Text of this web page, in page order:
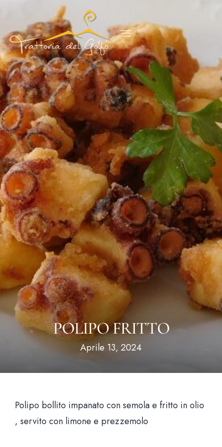
POLIPO FRITTO
Aprile 13, 2024
Polipo bollito impanato con semola e fritto in olio
, servito con limone e prezzemolo
Il
Il
News &
Prenota un
Via Santa Brigida, 56